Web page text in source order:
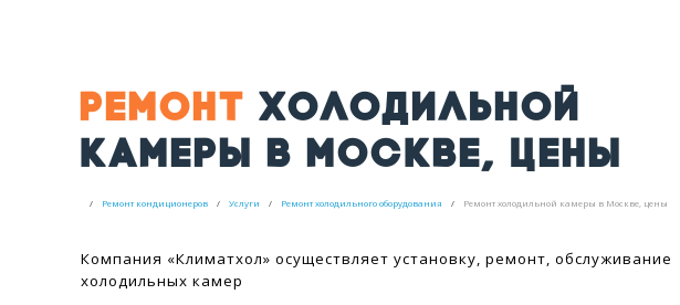
РЕМОНТ ХОЛОДИЛЬНОЙ
КАМЕРЫ В МОСКВЕ, ЦЕНЫ
Ремонт кондиционеров Услуги Ремонт холодильного оборудования Ремонт холодильной камеры в Москве, цены
Компания «Климатхол» осуществляет установку, ремонт, обслуживание
холодильных камер